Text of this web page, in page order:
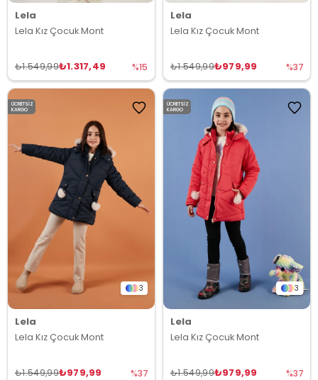
Lela
Lela Kız Çocuk Mont
₺1.317,49
₺1.549,99 %15
Lela
Lela Kız Çocuk Mont
₺979,99
₺1.549,99 %37
3
Lela
Lela Kız Çocuk Mont
₺979,99
₺1.549,99 %37
ÜCRETSIZ
KARGO
3
Lela
Lela Kız Çocuk Mont
₺979,99
₺1.549,99 %37
ÜCRETSIZ
KARGO